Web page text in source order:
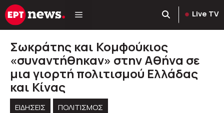
Μετάβαση
σε
Live TV
Σωκράτης και Κομφούκιος
«συναντήθηκαν» στην Αθήνα σε
μια γιορτή πολιτισμού Ελλάδας
και Κίνας
ΕΙΔΗΣΕΙΣ
ΠΟΛΙΤΙΣΜΟΣ